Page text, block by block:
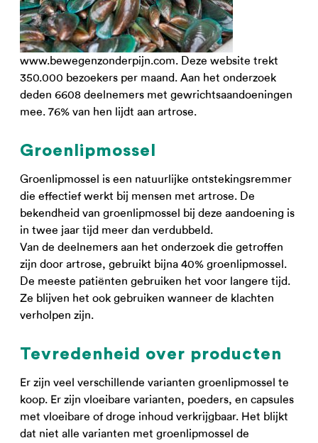
www.bewegenzonderpijn.com. Deze website trekt
350.000 bezoekers per maand. Aan het onderzoek
deden 6608 deelnemers met gewrichtsaandoeningen
mee. 76% van hen lijdt aan artrose.
Groenlipmossel
Groenlipmossel is een natuurlijke ontstekingsremmer
die effectief werkt bij mensen met artrose. De
bekendheid van groenlipmossel bij deze aandoening is
in twee jaar tijd meer dan verdubbeld.
Van de deelnemers aan het onderzoek die getroffen
zijn door artrose, gebruikt bijna 40% groenlipmossel.
De meeste patiënten gebruiken het voor langere tijd.
Ze blijven het ook gebruiken wanneer de klachten
verholpen zijn.
Tevredenheid over producten
Er zijn veel verschillende varianten groenlipmossel te
koop. Er zijn vloeibare varianten, poeders, en capsules
met vloeibare of droge inhoud verkrijgbaar. Het blijkt
dat niet alle varianten met groenlipmossel de